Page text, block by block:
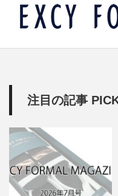
注目の記事